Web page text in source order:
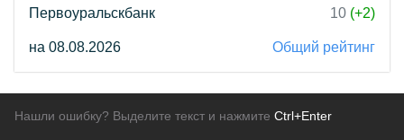
Первоуральскбанк
10 (+2)
на 08.08.2026 Общий рейтинг
Нашли ошибку? Выделите текст и нажмите Ctrl+Enter